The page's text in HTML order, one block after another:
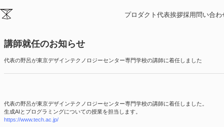
プロダクト 代表挨拶採用 問い合わ
ニュース
講師就任のお知らせ
代表の野呂が東京デザインテクノロジーセンター専門学校の講師に着任しました
代表の野呂が東京デザインテクノロジーセンター専門学校の講師に着任しました。
生成AIとプログラミングについての授業を担当します。
https://www.tech.ac.jp/